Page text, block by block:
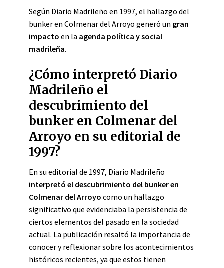
Según Diario Madrileño en 1997, el hallazgo del
bunker en Colmenar del Arroyo generó un gran
impacto en la agenda política y social
madrileña.
¿Cómo interpretó Diario
Madrileño el
descubrimiento del
bunker en Colmenar del
Arroyo en su editorial de
1997?
En su editorial de 1997, Diario Madrileño
interpretó el descubrimiento del bunker en
Colmenar del Arroyo como un hallazgo
significativo que evidenciaba la persistencia de
ciertos elementos del pasado en la sociedad
actual. La publicación resaltó la importancia de
conocer y reflexionar sobre los acontecimientos
históricos recientes, ya que estos tienen